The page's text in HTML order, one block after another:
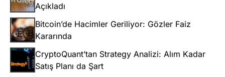
Açıkladı
Bitcoin’de Hacimler Geriliyor: Gözler Faiz
Kararında
CryptoQuant’tan Strategy Analizi: Alım Kadar
Satış Planı da Şart